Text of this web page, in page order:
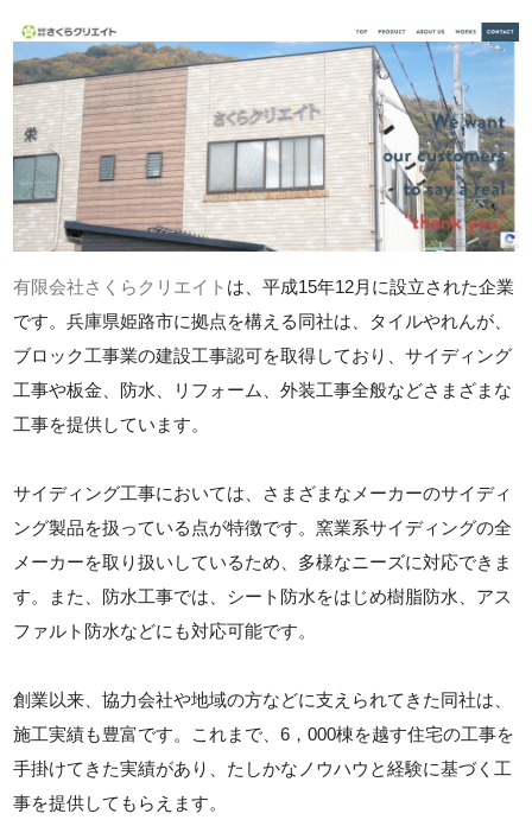
有限会社さくらクリエイト は、平成15年12月に設立された企業
です。兵庫県姫路市に拠点を構える同社は、タイルやれんが、
ブロック工事業の建設工事認可を取得しており、サイディング
工事や板金、防水、リフォーム、外装工事全般などさまざまな
工事を提供しています。
サイディング工事においては、さまざまなメーカーのサイディ
ング製品を扱っている点が特徴です。窯業系サイディングの全
メーカーを取り扱いしているため、多様なニーズに対応できま
す。また、防水工事では、シート防水をはじめ樹脂防水、アス
ファルト防水などにも対応可能です。
創業以来、協力会社や地域の方などに支えられてきた同社は、
施工実績も豊富です。これまで、6，000棟を越す住宅の工事を
手掛けてきた実績があり、たしかなノウハウと経験に基づく工
事を提供してもらえます。